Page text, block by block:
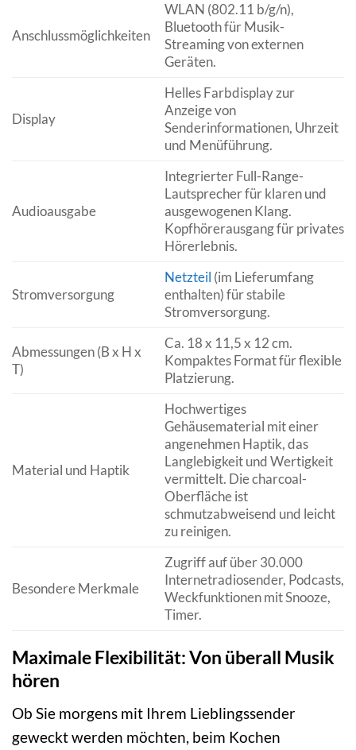
Anschlussmöglichkeiten
WLAN (802.11 b/g/n),
Bluetooth für Musik-
Streaming von externen
Geräten.
Display
Helles Farbdisplay zur
Anzeige von
Senderinformationen, Uhrzeit
und Menüführung.
Audioausgabe
Integrierter Full-Range-
Lautsprecher für klaren und
ausgewogenen Klang.
Kopfhörerausgang für privates
Hörerlebnis.
Stromversorgung
Netzteil (im Lieferumfang
enthalten) für stabile
Stromversorgung.
Abmessungen (B x H x
T)
Ca. 18 x 11,5 x 12 cm.
Kompaktes Format für flexible
Platzierung.
Material und Haptik
Hochwertiges
Gehäusematerial mit einer
angenehmen Haptik, das
Langlebigkeit und Wertigkeit
vermittelt. Die charcoal-
Oberfläche ist
schmutzabweisend und leicht
zu reinigen.
Besondere Merkmale
Zugriff auf über 30.000
Internetradiosender, Podcasts,
Weckfunktionen mit Snooze,
Timer.
Maximale Flexibilität: Von überall Musik
hören
Ob Sie morgens mit Ihrem Lieblingssender
geweckt werden möchten, beim Kochen